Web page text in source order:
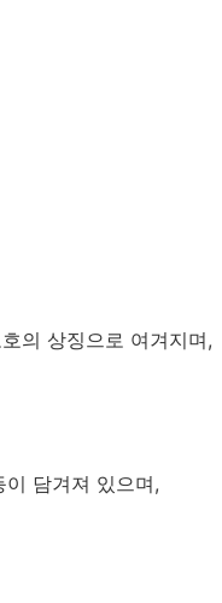
의 상징으로 여겨지며,
담겨져 있으며,